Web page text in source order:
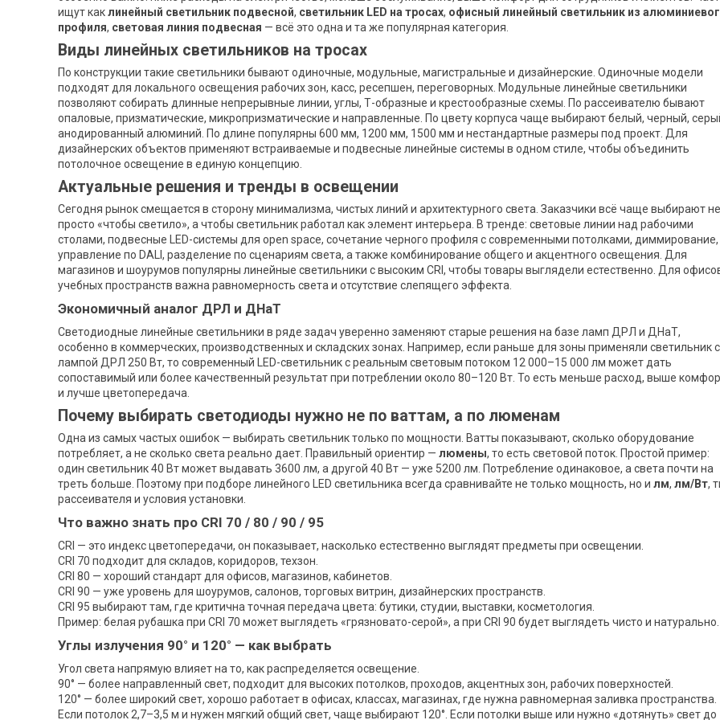
ищут каклинейный светильник подвесной, светильник LED на тросах, офисный линейный светильник из
профиля, световая линия подвесная — всё это одна и та же популярная категория.
Виды линейных светильников на тросах
По конструкции такие светильники бывают одиночные, модульные, магистральные и дизайнерские. Одиночные модели
подходят для локального освещения рабочих зон, касс, ресепшен, переговорных. Модульные линейные светильники
позволяют собирать длинные непрерывные линии, углы, Т-образные и крестообразные схемы. По рассеивателю бывают
опаловые, призматические, микропризматические и направленные. По цвету корпуса чаще выбирают белый, черный,
анодированный алюминий. По длине популярны 600 мм, 1200 мм, 1500 мм и нестандартные размеры под проект. Для
дизайнерских объектов применяют встраиваемые и подвесные линейные системы в одном стиле, чтобы объединить
потолочное освещение в единую концепцию.
Актуальные решения и тренды в освещении
Сегодня рынок смещается в сторону минимализма, чистых линий и архитектурного света. Заказчики всё чаще выбирают не
просто «чтобы светило», а чтобы светильник работал как элемент интерьера. В тренде: световые линии над рабочими
столами, подвесные LED-системы для open space, сочетание черного профиля с современными потолками, диммирование,
управление по DALI, разделение по сценариям света, а также комбинирование общего и акцентного освещения. Для
магазинов и шоурумов популярны линейные светильники с высоким CRI, чтобы товары выглядели естественно. Для
учебных пространств важна равномерность света и отсутствие слепящего эффекта.
Экономичный аналог ДРЛ и ДНаТ
Светодиодные линейные светильники в ряде задач уверенно заменяют старые решения на базе ламп ДРЛ и ДНаТ,
особенно в коммерческих, производственных и складских зонах. Например, если раньше для зоны применяли светильник с
лампой ДРЛ 250 Вт, то современный LED-светильник с реальным световым потоком 12 000–15 000 лм может дать
сопоставимый или более качественный результат при потреблении около 80–120 Вт. То есть меньше расход, выше
и лучше цветопередача.
Почему выбирать светодиоды нужно не по ваттам, а по люменам
Одна из самых частых ошибок — выбирать светильник только по мощности. Ватты показывают, сколько оборудование
потребляет, а не сколько света реально дает. Правильный ориентир — люмены, то есть световой поток. Простой пример:
один светильник 40 Вт может выдавать 3600 лм, а другой 40 Вт — уже 5200 лм. Потребление одинаковое, а света почти на
треть больше. Поэтому при подборе линейного LED светильника всегда сравнивайте не только мощность, но и лм, лм/Вт,
рассеивателя и условия установки.
Что важно знать про CRI 70 / 80 / 90 / 95
CRI — это индекс цветопередачи, он показывает, насколько естественно выглядят предметы при освещении.
CRI 70 подходит для складов, коридоров, техзон.
CRI 80 — хороший стандарт для офисов, магазинов, кабинетов.
CRI 90 — уже уровень для шоурумов, салонов, торговых витрин, дизайнерских пространств.
CRI 95 выбирают там, где критична точная передача цвета: бутики, студии, выставки, косметология.
Пример: белая рубашка при CRI 70 может выглядеть «грязновато-серой», а при CRI 90 будет выглядеть чисто и натурально.
Углы излучения 90° и 120° — как выбрать
Угол света напрямую влияет на то, как распределяется освещение.
90° — более направленный свет, подходит для высоких потолков, проходов, акцентных зон, рабочих поверхностей.
120° — более широкий свет, хорошо работает в офисах, классах, магазинах, где нужна равномерная заливка пространства.
Если потолок 2,7–3,5 м и нужен мягкий общий свет, чаще выбирают 120°. Если потолки выше или нужно «дотянуть» свет до